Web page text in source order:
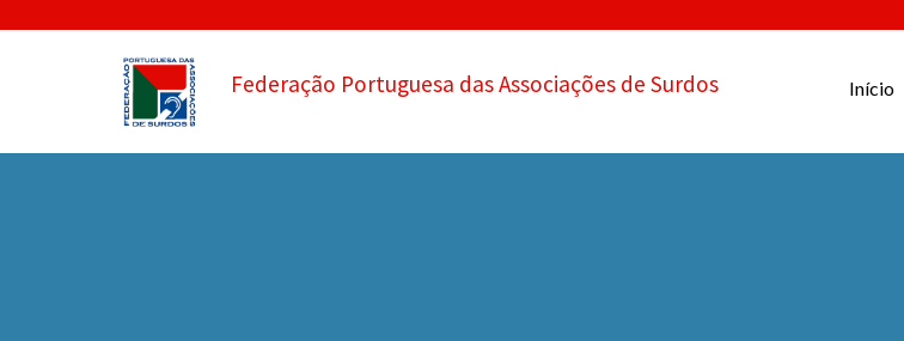
Federação Portuguesa das Associações de Surdos Início